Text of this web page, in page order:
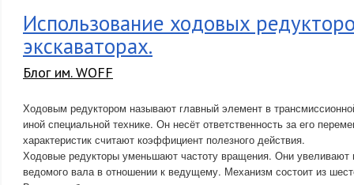
Использование ходовых
экскаваторах.
Блог им. WOFF
Ходовым редуктором называют главный элемент в
иной специальной технике. Он несёт ответственность за его
характеристик считают коэффициент полезного действия.
Ходовые редукторы уменьшают частоту вращения. Они
ведомого вала в отношении к ведущему. Механизм состоит из